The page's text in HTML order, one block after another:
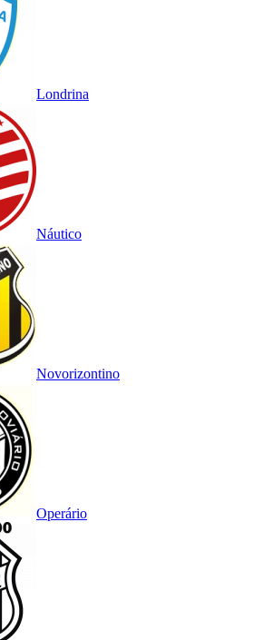
Londrina
Náutico
Novorizontino
Operário